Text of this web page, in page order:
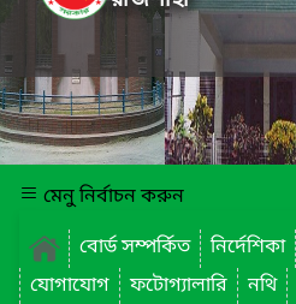
মেনু নির্বাচন করুন
বোর্ড সম্পর্কিত
নির্দেশিকা
যোগাযোগ
ফটোগ্যালারি নথি